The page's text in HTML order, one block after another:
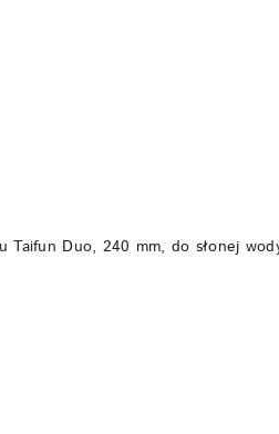
Taifun Duo, 240 mm, do słonej